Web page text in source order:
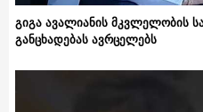
გიგა ავალიანის მკვლელობის
განცხადებას ავრცელებს